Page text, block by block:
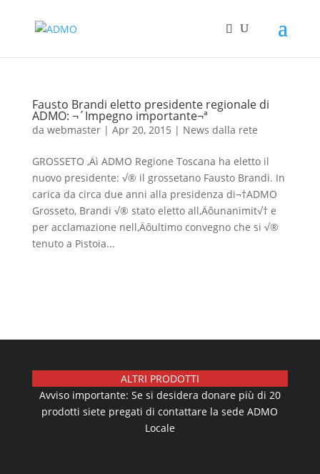
Fausto Brandi eletto presidente regionale di
ADMO: ¬´Impegno importante¬ª
da webmaster| Apr 20, 2015 | News dalla rete
GROSSETO ‚Äì ADMO Regione Toscana ha eletto il
nuovo presidente: √® il grossetano Fausto Brandi. In
carica da circa due anni alla presidenza di¬†ADMO
Grosseto, Brandi √® stato eletto all‚Äôunanimit√† e
per acclamazione nell‚Äôultimo convegno che si √®
tenuto a Pistoia...
ALTRI PRODOTTI
Avviso importante: Se si desidera donare più di 20
prodotti siete pregati di contattare la sede ADMO
Locale